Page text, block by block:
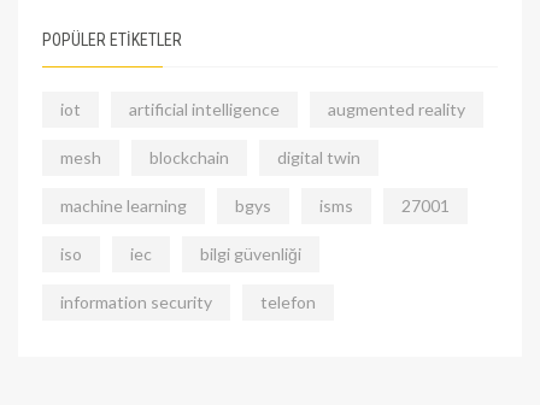
POPÜLER ETİKETLER
iot artificial intelligence augmented reality
mesh blockchain digital twin
machine learning bgys isms 27001
iso iec bilgi güvenliği
information security telefon